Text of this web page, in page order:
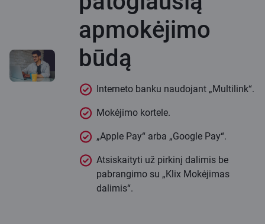
apmokėjimo
būdą
Interneto banku naudojant „Multilink“.
Mokėjimo kortele.
„Apple Pay“ arba „Google Pay“.
Atsiskaityti už pirkinį dalimis be
pabrangimo su „Klix Mokėjimas
dalimis“.